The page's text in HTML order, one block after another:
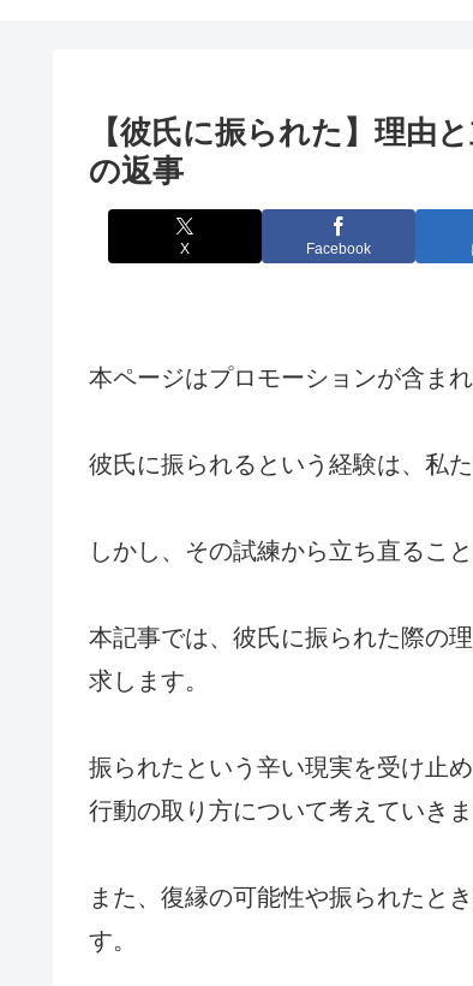
【彼氏に振られた】理由
の返事
X Facebook
本ページはプロモーションが含まれ
彼氏に振られるという経験は、私
しかし、その試練から立ち直ること
本記事では、彼氏に振られた際の
求します。
振られたという辛い現実を受け止
行動の取り方について考えていきま
また、復縁の可能性や振られたと
す。